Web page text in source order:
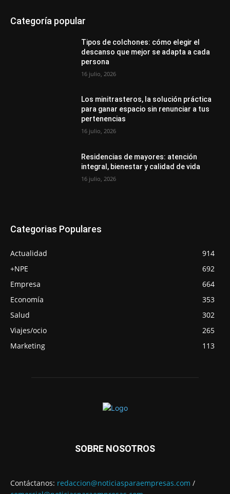
Categoría popular
Tipos de colchones: cómo elegir el
descanso que mejor se adapta a cada
persona
16 julio, 2026
Los minitrasteros, la solución práctica
para ganar espacio sin renunciar a tus
pertenencias
16 julio, 2026
Residencias de mayores: atención
integral, bienestar y calidad de vida
16 julio, 2026
Categorias Populares
Actualidad
914
+NPE
692
Empresa
664
Economía
353
Salud
302
Viajes/ocio
265
Marketing
113
SOBRE NOSOTROS
Contáctanos: redaccion@noticiasparaempresas.com /